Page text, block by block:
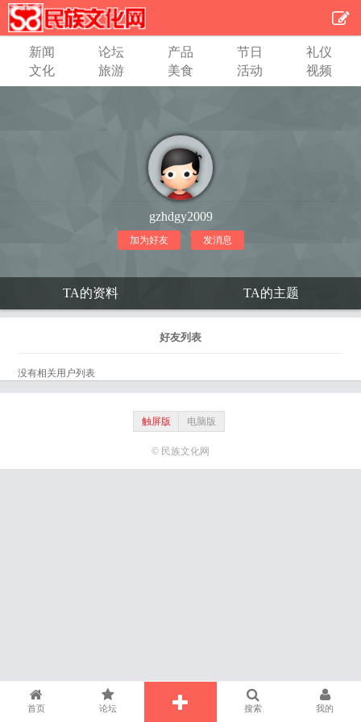
新闻 论坛 产品 节日
礼仪
文化
旅游 美食 活动 视频
gzhdgy2009
加为好友 发消息
TA的资料 TA的主题
好友列表
没有相关用户列表
触屏版 电脑版
© 民族文化网
首页 论坛 搜索 我的